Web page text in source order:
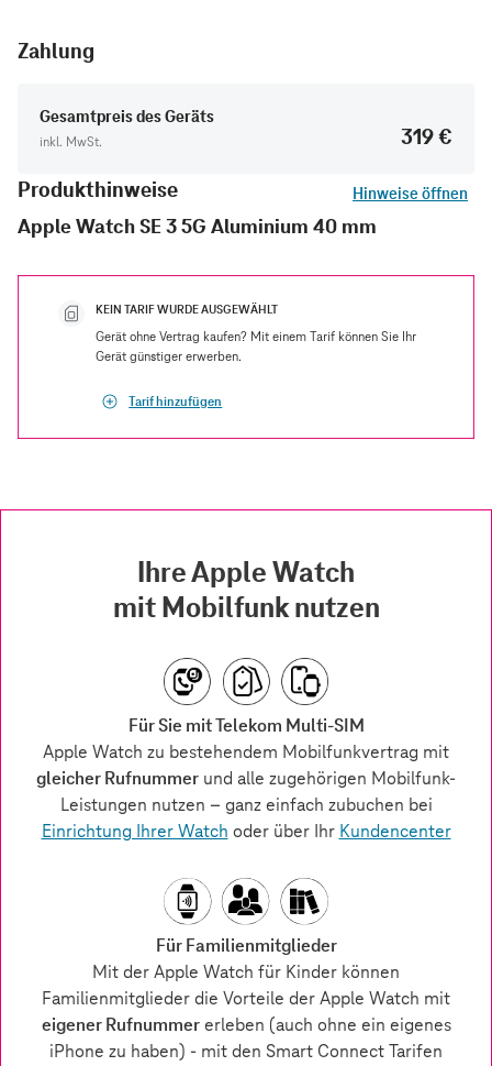
Zahlung
Gesamtpreis des Geräts
inkl. MwSt.
319 €
Produkthinweise
Hinweise öffnen
Apple Watch SE 3 5G Aluminium 40 mm
KEIN TARIF WURDE AUSGEWÄHLT
Gerät ohne Vertrag kaufen? Mit einem Tarif können Sie Ihr
Gerät günstiger erwerben.
Tarif hinzufügen